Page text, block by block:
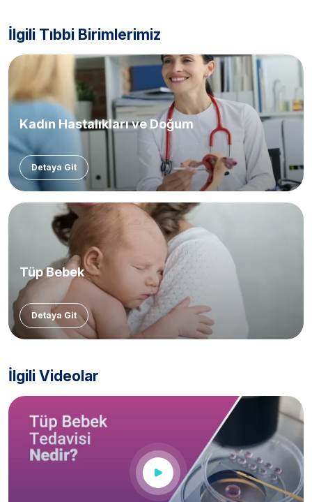
İlgili Tıbbi Birimlerimiz
Kadın Hastalıkları ve Doğum
Detaya Git
Tüp Bebek
Detaya Git
İlgili Videolar